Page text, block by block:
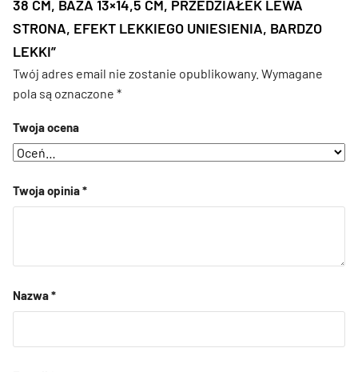
38 CM, BAZA 13×14,5 CM, PRZEDZIAŁEK LEWA
STRONA, EFEKT LEKKIEGO UNIESIENIA, BARDZO
LEKKI”
Twój adres email nie zostanie opublikowany. Wymagane
pola są oznaczone *
Twoja ocena
Twoja opinia*
Nazwa*